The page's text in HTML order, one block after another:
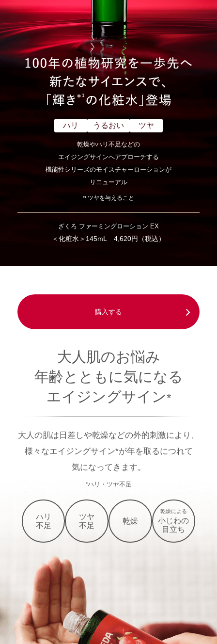
ハリ うるおい ツヤ
乾燥やハリ不足などの
エイジングサインへアプローチする
機能性シリーズのモイスチャーローションが
リニューアル
*¹ ツヤを与えること
ざくろ ファーミングローション EX
＜化粧水＞ 145mL 4,620円（税込）
購入する
大人肌のお悩み
年齢とともに気になる
エイジングサイン*
大人の肌は日差しや乾燥などの外的刺激により、
様々なエイジングサイン*が年を取るにつれて
気になってきます。
*ハリ・ツヤ不足
ハリ
不足
ツヤ
不足
乾燥
乾燥による
小じわの
目立ち